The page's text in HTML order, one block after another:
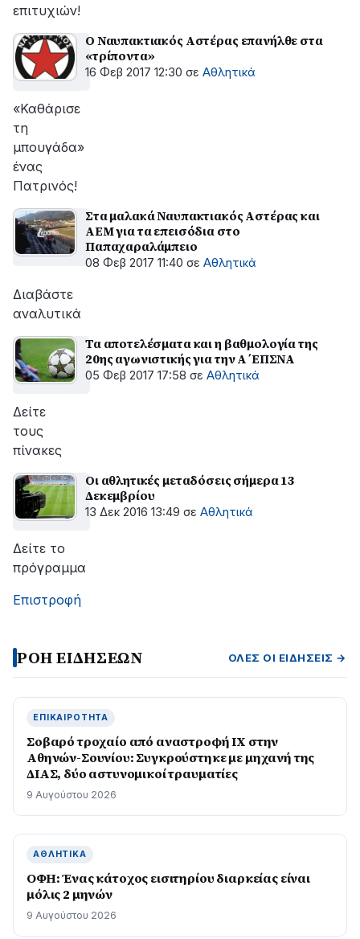
επιτυχιών!
Ο Ναυπακτιακός Αστέρας επανήλθε στα
«τρίποντα»
16 Φεβ 2017 12:30 σε Αθλητικά
«Καθάρισε
τη
μπουγάδα»
ένας
Πατρινός!
Στα μαλακά Ναυπακτιακός Αστέρας και
ΑΕΜ για τα επεισόδια στο
Παπαχαραλάμπειο
08 Φεβ 2017 11:40 σε Αθλητικά
Διαβάστε
αναλυτικά
Τα αποτελέσματα και η βαθμολογία της
20ης αγωνιστικής για την Α΄ΕΠΣΝΑ
05 Φεβ 2017 17:58 σε Αθλητικά
Δείτε
τους
πίνακες
Οι αθλητικές μεταδόσεις σήμερα 13
Δεκεμβρίου
13 Δεκ 2016 13:49 σε Αθλητικά
Δείτε το
πρόγραμμα
Επιστροφή
ΡΟΗ ΕΙΔΗΣΕΩΝ ΌΛΕΣ ΟΙ ΕΙΔΉΣΕΙΣ →
ΕΠΙΚΑΙΡΌΤΗΤΑ
Σοβαρό τροχαίο από αναστροφή ΙΧ στην
Αθηνών-Σουνίου: Συγκρούστηκε με μηχανή της
ΔΙΑΣ, δύο αστυνομικοί τραυματίες
9 Αυγούστου 2026
ΑΘΛΗΤΙΚΆ
ΟΦΗ: Ένας κάτοχος εισιτηρίου διαρκείας είναι
μόλις 2 μηνών
9 Αυγούστου 2026